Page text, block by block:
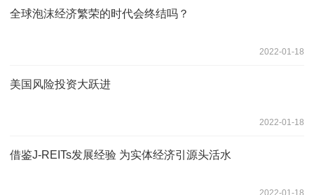
全球泡沫经济繁荣的时代会终结吗？
2022-01-18
美国风险投资大跃进
2022-01-18
借鉴J-REITs发展经验 为实体经济引源头活水
2022-01-18